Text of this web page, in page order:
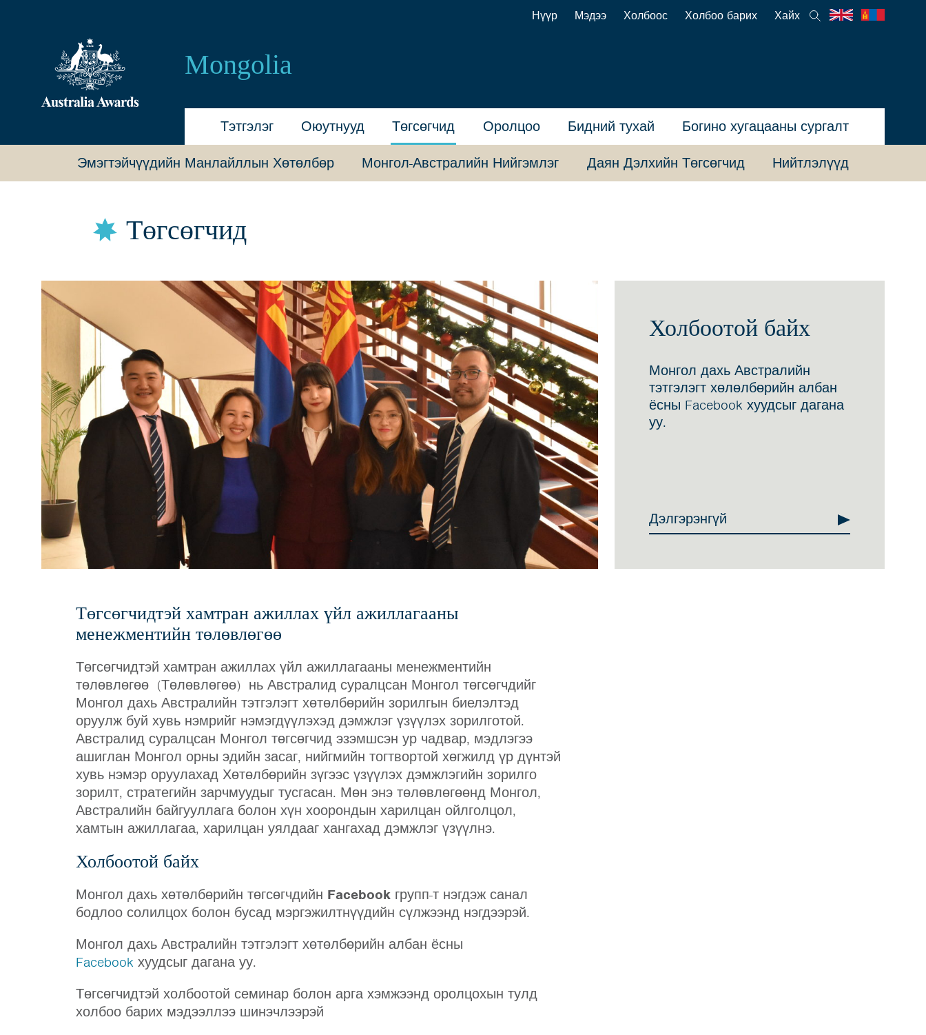
Awards
Mongolia
Нүүр Мэдээ Холбоос Холбоо барих Хайх
Mongolia
Тэтгэлэг Оюутнууд Төгсөгчид
Эмэгтэйчүүдийн Манлайллын Хөтөлбөр Монгол-Австралийн Нийгэмлэг Даян Дэлхийн Төгсөгчид Нийтлэлүүд
Оролцоо Бидний тухай Богино хугацааны сургалт
Төгсөгчид
Холбоотой байх
Монгол дахь Австралийн
тэтгэлэгт хөлөлбөрийн албан
ёсны Facebook хуудсыг дагана
уу.
Дэлгэрэнгүй
Төгсөгчидтэй хамтран ажиллах үйл ажиллагааны
менежментийн төлөвлөгөө
Төгсөгчидтэй хамтран ажиллах үйл ажиллагааны менежментийн
төлөвлөгөө (Төлөвлөгөө) нь Австралид суралцсан Монгол төгсөгчдийг
Монгол дахь Австралийн тэтгэлэгт хөтөлбөрийн зорилгын биелэлтэд
оруулж буй хувь нэмрийг нэмэгдүүлэхэд дэмжлэг үзүүлэх зорилготой.
Австралид суралцсан Монгол төгсөгчид эзэмшсэн ур чадвар, мэдлэгээ
ашиглан Монгол орны эдийн засаг, нийгмийн тогтвортой хөгжилд үр дүнтэй
хувь нэмэр оруулахад Хөтөлбөрийн зүгээс үзүүлэх дэмжлэгийн зорилго
зорилт, стратегийн зарчмуудыг тусгасан. Мөн энэ төлөвлөгөөнд Монгол,
Австралийн байгууллага болон хүн хоорондын харилцан ойлголцол,
хамтын ажиллагаа, харилцан уялдааг хангахад дэмжлэг үзүүлнэ.
Холбоотой байх
Монгол дахь хөтөлбөрийн төгсөгчдийн Facebook групп-т нэгдэж санал
бодлоо солилцох болон бусад мэргэжилтнүүдийн сүлжээнд нэгдээрэй.
Монгол дахь Австралийн тэтгэлэгт хөтөлбөрийн албан ёсны
Facebook хуудсыг дагана уу.
Төгсөгчидтэй холбоотой семинар болон арга хэмжээнд оролцохын тулд
холбоо барих мэдээллээ шинэчлээрэй